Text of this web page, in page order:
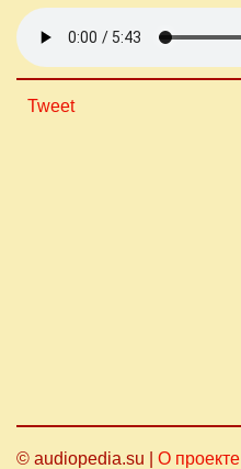
Tweet
© audiopedia.su | О проекте